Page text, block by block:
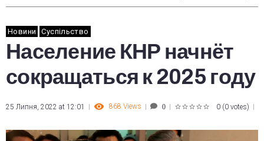
Новини Суспільство
Население КНР начнёт
сокращаться к 2025 году
25 Липня, 2022 at 12:01 868 Views 0 0 (0 votes)